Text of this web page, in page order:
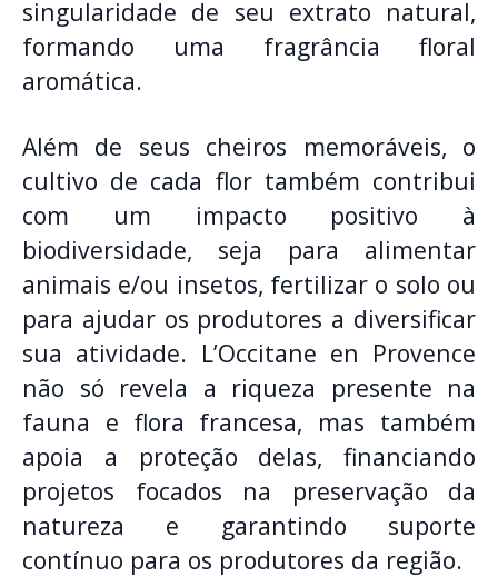
singularidade de seu extrato natural,
formando uma fragrância floral
aromática.
Além de seus cheiros memoráveis, o
cultivo de cada flor também contribui
com um impacto positivo à
biodiversidade, seja para alimentar
animais e/ou insetos, fertilizar o solo ou
para ajudar os produtores a diversificar
sua atividade. L’Occitane en Provence
não só revela a riqueza presente na
fauna e flora francesa, mas também
apoia a proteção delas, financiando
projetos focados na preservação da
natureza e garantindo suporte
contínuo para os produtores da região.